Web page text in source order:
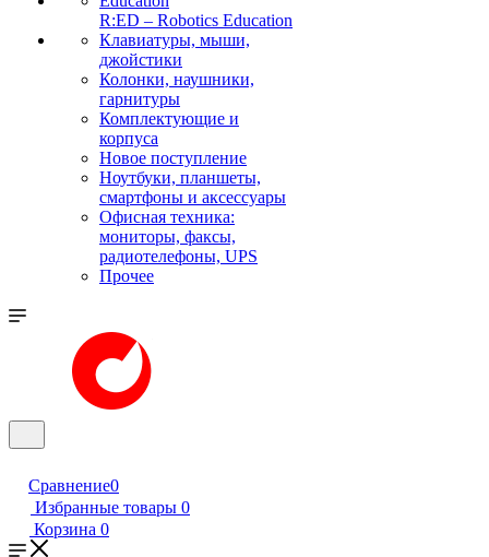
R:ED – Robotics Education
Клавиатуры, мыши,
джойстики
Колонки, наушники,
гарнитуры
Комплектующие и
корпуса
Новое поступление
Ноутбуки, планшеты,
смартфоны и аксессуары
Офисная техника:
мониторы, факсы,
радиотелефоны, UPS
Прочее
Сравнение0
Избранные товары 0
Корзина 0